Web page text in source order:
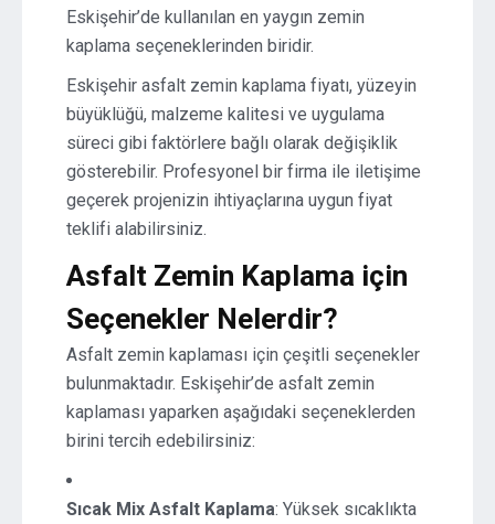
Eskişehir’de kullanılan en yaygın zemin
kaplama seçeneklerinden biridir.
Eskişehir asfalt zemin kaplama fiyatı, yüzeyin
büyüklüğü, malzeme kalitesi ve uygulama
süreci gibi faktörlere bağlı olarak değişiklik
gösterebilir. Profesyonel bir firma ile iletişime
geçerek projenizin ihtiyaçlarına uygun fiyat
teklifi alabilirsiniz.
Asfalt Zemin Kaplama için
Seçenekler Nelerdir?
Asfalt zemin kaplaması için çeşitli seçenekler
bulunmaktadır. Eskişehir’de asfalt zemin
kaplaması yaparken aşağıdaki seçeneklerden
birini tercih edebilirsiniz:
Sıcak Mix Asfalt Kaplama: Yüksek sıcaklıkta